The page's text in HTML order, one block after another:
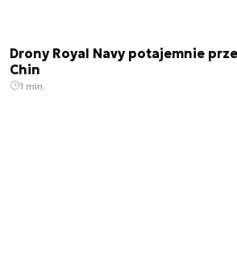
Drony Royal Navy potajemnie
Chin
1 min.